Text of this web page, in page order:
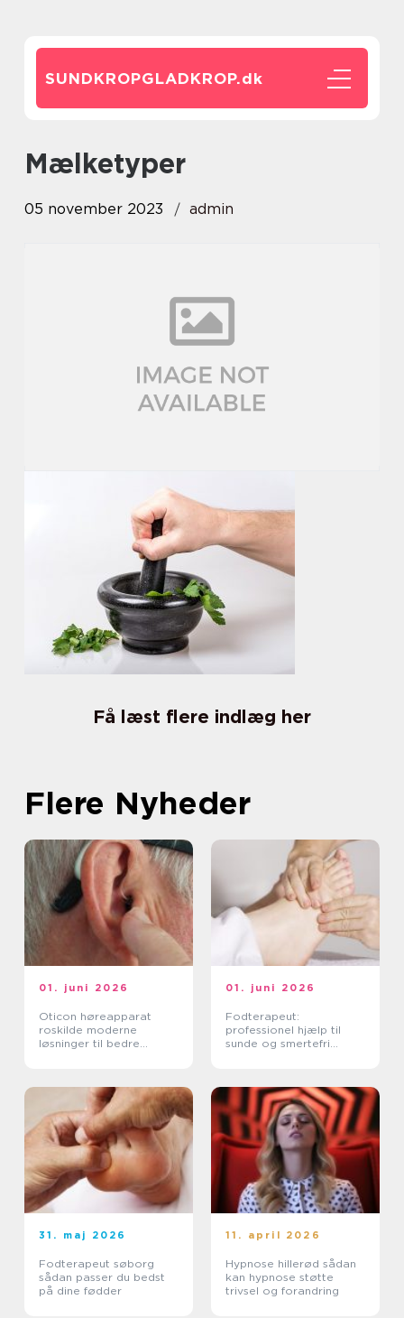
SUNDKROPGLADKROP.dk
mælketyper
05 november 2023 admin
Få læst flere indlæg her
Flere Nyheder
01. juni 2026
Oticon høreapparat
roskilde moderne
løsninger til bedre
01. juni 2026
Fodterapeut:
professionel hjælp til
sunde og smertefri
31. maj 2026
Fodterapeut søborg
sådan passer du bedst
på dine fødder
11. april 2026
Hypnose hillerød sådan
kan hypnose støtte
trivsel og forandring